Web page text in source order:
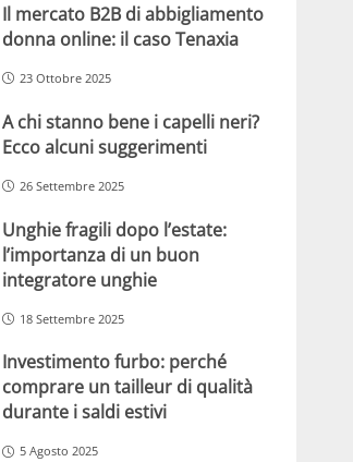
Il mercato B2B di abbigliamento
donna online: il caso Tenaxia
23 Ottobre 2025
A chi stanno bene i capelli neri?
Ecco alcuni suggerimenti
26 Settembre 2025
Unghie fragili dopo l’estate:
l’importanza di un buon
integratore unghie
18 Settembre 2025
Investimento furbo: perché
comprare un tailleur di qualità
durante i saldi estivi
5 Agosto 2025